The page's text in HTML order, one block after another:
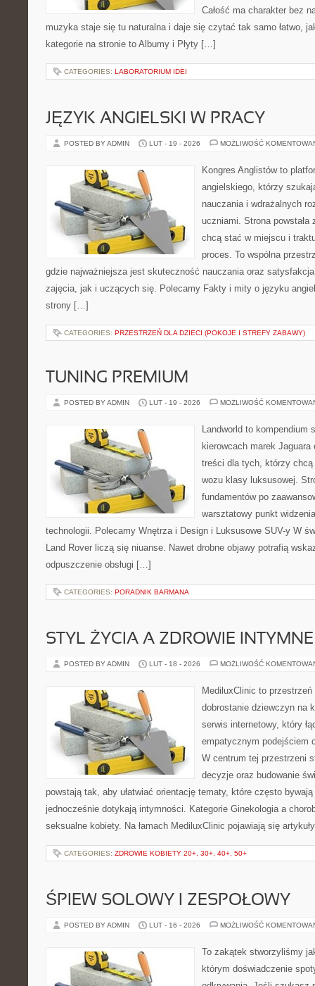
Całość ma charakter bez
muzyka staje się tu naturalna i daje się czytać tak samo łatwo,
kategorie na stronie to Albumy i Płyty […]
CATEGORIES: LABORATORIUM IDEI
JĘZYK ANGIELSKI W PRACY
POSTED BY ADMIN LUT - 19 - 2026 MOŻLIWOŚĆ
Kongres Anglistów to
angielskiego, którzy
nauczania i wdrażalnych
uczniami. Strona
chcą stać w miejscu i
proces. To wspólna
gdzie najważniejsza jest skuteczność nauczania oraz
zajęcia, jak i uczących się. Polecamy Fakty i mity o języku
strony […]
CATEGORIES: PRZESTRZEŃ DLA DZIECI (POKOJE I STREFY ZABAWY)
TUNING PREMIUM
POSTED BY ADMIN LUT - 19 - 2026 MOŻLIWOŚĆ
Landworld to kompendium
kierowcach marek Jaguara
treści dla tych, którzy
wozu klasy luksusowej.
fundamentów po
warsztatowy punkt
technologii. Polecamy Wnętrza i Design i Luksusowe SUV-y W
Land Rover liczą się niuanse. Nawet drobne objawy potrafią
odpuszczenie obsługi […]
CATEGORIES: PORADNIK BARMANA
STYL ŻYCIA A ZDROWIE INTYMNE
POSTED BY ADMIN LUT - 18 - 2026 MOŻLIWOŚĆ
MediluxClinic to
dobrostanie dziewczyn na
serwis internetowy, który
empatycznym podejściem
W centrum tej przestrzeni
decyzje oraz budowanie
powstają tak, aby ułatwiać orientację tematy, które często
jednocześnie dotykają intymności. Kategorie Ginekologia a
seksualne kobiety. Na łamach MediluxClinic pojawiają się
CATEGORIES: ZDROWIE KOBIETY 20+, 30+, 40+, 50+
ŚPIEW SOLOWY I ZESPOŁOWY
POSTED BY ADMIN LUT - 16 - 2026 MOŻLIWOŚĆ
To zakątek stworzyliśmy
którym doświadczenie